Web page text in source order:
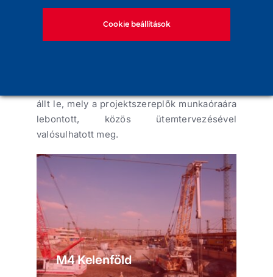
Partner: Hídépítő Zrt.
állt le, mely a projektszereplők munkaóraára
lebontott, közös ütemtervezésével
valósulhatott meg.
M4 Kelenföld
Cookie beállítások